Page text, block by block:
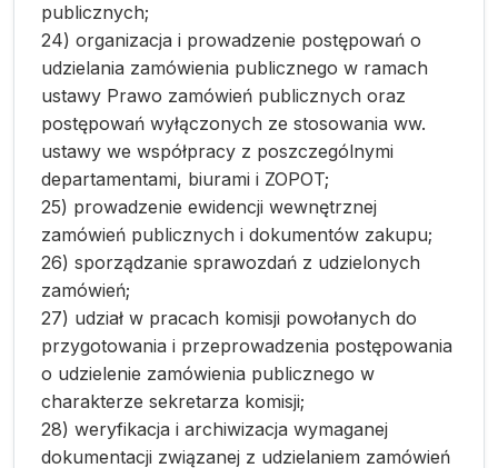
publicznych;
24) organizacja i prowadzenie postępowań o
udzielania zamówienia publicznego w ramach
ustawy Prawo zamówień publicznych oraz
postępowań wyłączonych ze stosowania ww.
ustawy we współpracy z poszczególnymi
departamentami, biurami i ZOPOT;
25) prowadzenie ewidencji wewnętrznej
zamówień publicznych i dokumentów zakupu;
26) sporządzanie sprawozdań z udzielonych
zamówień;
27) udział w pracach komisji powołanych do
przygotowania i przeprowadzenia postępowania
o udzielenie zamówienia publicznego w
charakterze sekretarza komisji;
28) weryfikacja i archiwizacja wymaganej
dokumentacji związanej z udzielaniem zamówień